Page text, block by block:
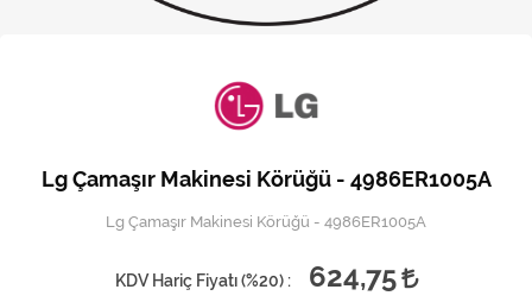
Musluk
Lg Çamaşır Makinesi Körüğü - 4986ER1005A
Lg Çamaşır Makinesi Körüğü - 4986ER1005A
KDV Hariç Fiyatı (%20) :
624,75